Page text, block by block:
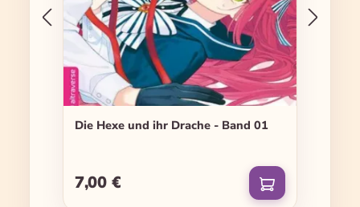
Die Hexe und ihr Drache - Band 01
Regulärer Preis:
7,00 €